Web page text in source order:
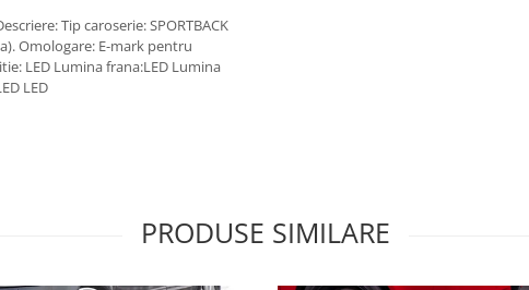
Tip caroserie: SPORTBACK
Omologare: E-mark pentru
LED Lumina frana:LED Lumina
LED
PRODUSE SIMILARE